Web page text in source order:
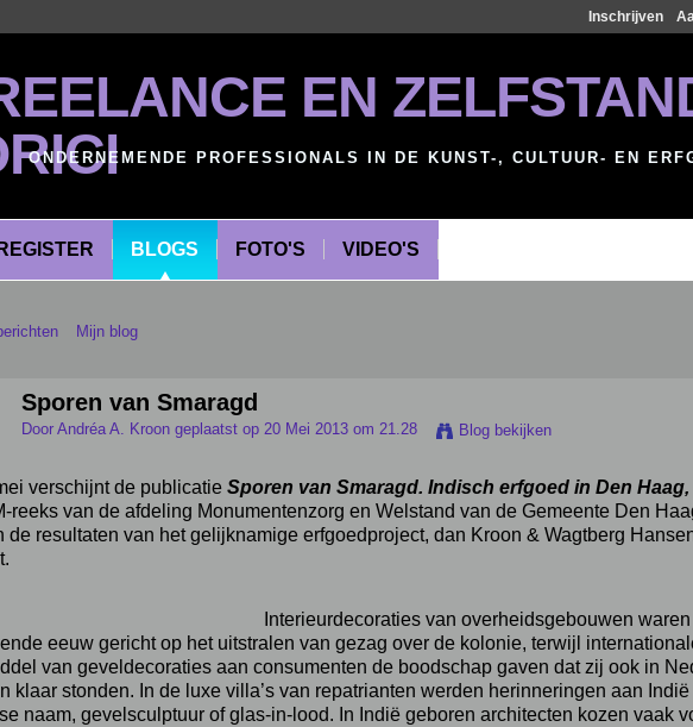
Inschrijven
EN
ONDERNEMENDE PROFESSIONALS IN DE KUNST-, CULTUUR- EN
BLOGS FOTO'S VIDEO'S
Mijn blog
Sporen van Smaragd
Door Andréa A. Kroon geplaatst op 20 Mei 2013 om 21.28 Blog bekijken
verschijnt de publicatie Sporen van Smaragd. Indisch erfgoed in Den Haag,
reeks van de afdeling Monumentenzorg en Welstand van de Gemeente Den
de resultaten van het gelijknamige erfgoedproject, dan Kroon & Wagtberg
Interieurdecoraties van overheidsgebouwen
eeuw gericht op het uitstralen van gezag over de kolonie, terwijl
van geveldecoraties aan consumenten de boodschap gaven dat zij ook in
klaar stonden. In de luxe villa’s van repatrianten werden herinneringen aan
naam, gevelsculptuur of glas-in-lood. In Indië geboren architecten kozen vaak